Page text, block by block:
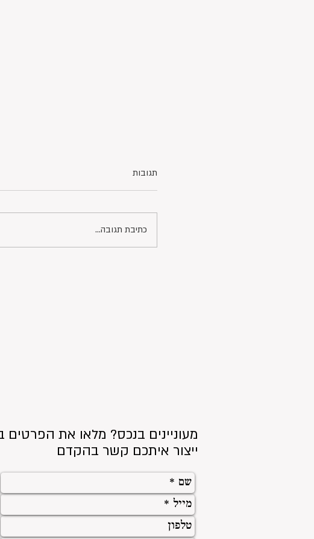
תגובות
כתיבת תגובה...
מעוניינים בנכס? מלאו את הפרטים
ייצור איתכם קשר בהקדם